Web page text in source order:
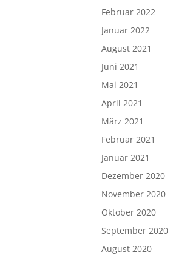
Februar 2022
Januar 2022
August 2021
Juni 2021
Mai 2021
April 2021
März 2021
Februar 2021
Januar 2021
Dezember 2020
November 2020
Oktober 2020
September 2020
August 2020